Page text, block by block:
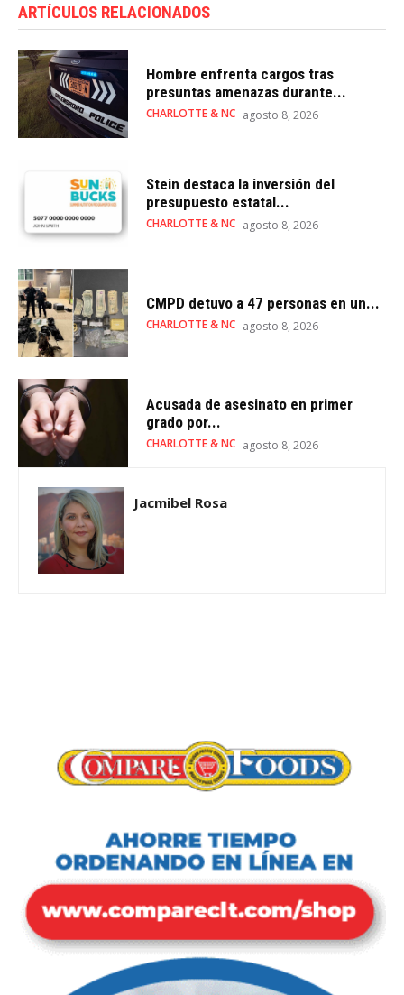
ARTÍCULOS RELACIONADOS
Hombre enfrenta cargos tras
presuntas amenazas durante...
CHARLOTTE & NC agosto 8, 2026
Stein destaca la inversión del
presupuesto estatal...
CHARLOTTE & NC agosto 8, 2026
CMPD detuvo a 47 personas en un...
CHARLOTTE & NC agosto 8, 2026
Acusada de asesinato en primer
grado por...
CHARLOTTE & NC agosto 8, 2026
Jacmibel Rosa